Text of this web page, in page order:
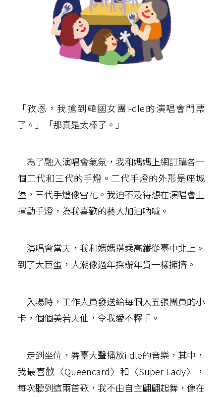
「孜恩，我搶到韓國女團i-dle的演唱會門票
了。」「那真是太棒了。」
為了融入演唱會氣氛，我和媽媽上網訂購各一
個二代和三代的手燈。二代手燈的外形是座城
堡，三代手燈像雪花。我迫不及待想在演唱會上
揮動手燈，為我喜歡的藝人加油吶喊。
演唱會當天，我和媽媽搭乘高鐵從臺中北上。
到了大巨蛋，人潮像過年採辦年貨一樣擁擠。
入場時，工作人員發送給每個人五張團員的小
卡，個個美若天仙，令我愛不釋手。
走到坐位，舞臺大聲播放i-dle的音樂，其中，
我最喜歡〈Queencard〉和〈Super Lady〉，
每次聽到這兩首歌，我不由自主翩翩起舞，像在